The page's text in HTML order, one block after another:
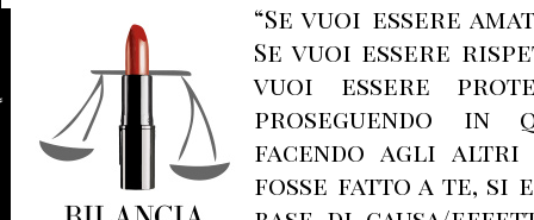
“Se vuoi essere
Se vuoi essere
vuoi essere
proseguendo in
facendo agli
fosse fatto a te, si